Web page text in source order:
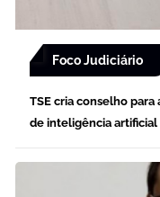
Foco Judiciário
TSE cria conselho
de inteligência artificial